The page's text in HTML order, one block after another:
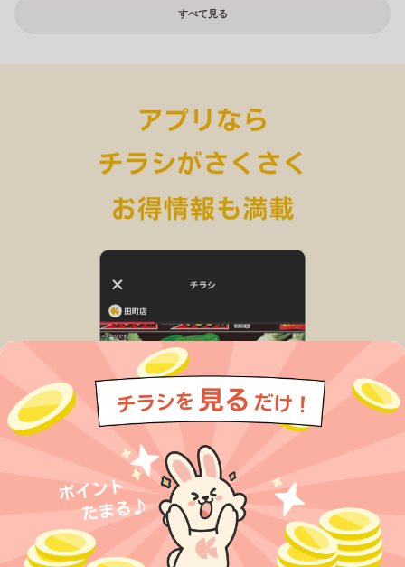
すべて見る